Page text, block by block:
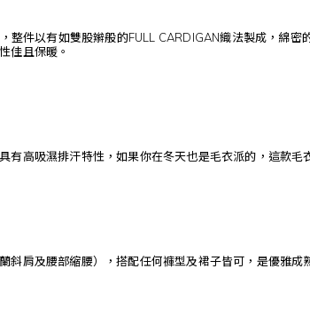
整件以有如雙股辮般的FULL CARDIGAN織法製成，綿
佳且保暖。
高吸濕排汗特性，如果你在冬天也是毛衣派的，這款毛
肩及腰部縮腰），搭配任何褲型及裙子皆可，是優雅成